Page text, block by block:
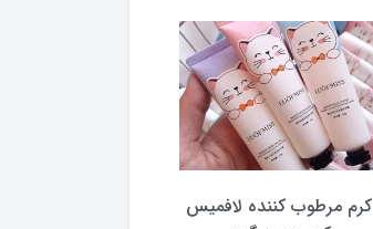
کرم مرطوب کننده لافمیس